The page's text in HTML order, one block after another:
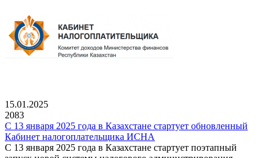
15.01.2025
2083
С 13 января 2025 года в Казахстане стартует обновленный
Кабинет налогоплательщика ИСНА
С 13 января 2025 года в Казахстане стартует поэтапный